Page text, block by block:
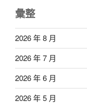
彙整
2026 年 8 月
2026 年 7 月
2026 年 6 月
2026 年 5 月